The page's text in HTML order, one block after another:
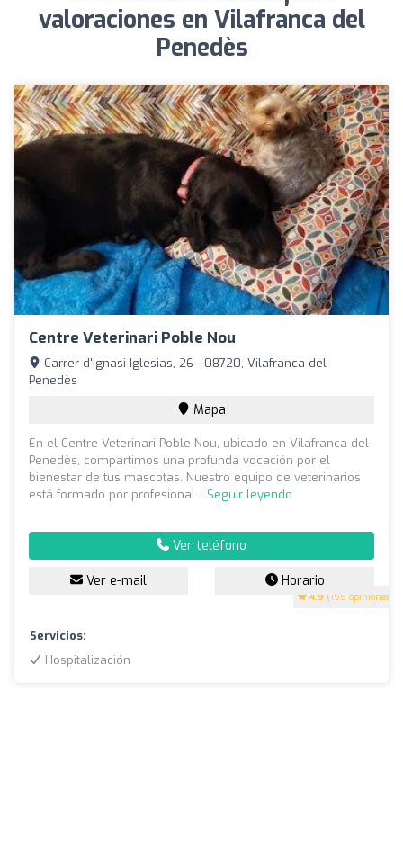
valoraciones en Vilafranca del
Penedès
Centre Veterinari Poble Nou
4.9 (195 opiniones)
Carrer d'Ignasi Iglesias, 26 - 08720, Vilafranca del
Penedès
Mapa
En el Centre Veterinari Poble Nou, ubicado en Vilafranca del
Penedès, compartimos una profunda vocación por el
bienestar de tus mascotas. Nuestro equipo de veterinarios
está formado por profesional... Seguir leyendo
Ver teléfono
Ver e-mail Horario
Servicios:
Hospitalización